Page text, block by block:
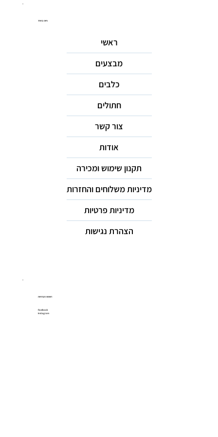
ניווט באתר
ראשי
מבצעים
כלבים
חתולים
צור קשר
אודות
תקנון שימוש ומכירה
מדיניות משלוחים והחזרות
מדיניות פרטיות
הצהרת נגישות
רשתות חברתיות
Facebook
Instagram